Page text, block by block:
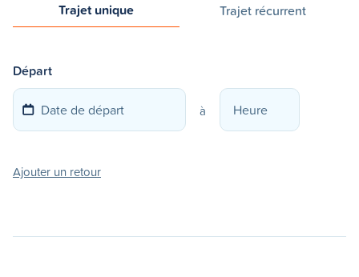
Trajet unique Trajet récurrent
Départ
à
Ajouter un retour